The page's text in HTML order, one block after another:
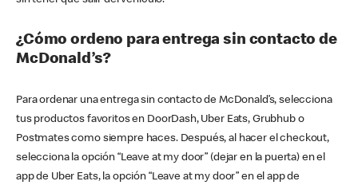
¿Cómo ordeno para entrega sin contacto de
McDonald’s?
Para ordenar una entrega sin contacto de McDonald’s, selecciona
tus productos favoritos en DoorDash, Uber Eats, Grubhub o
Postmates como siempre haces. Después, al hacer el checkout,
selecciona la opción “Leave at my door” (dejar en la puerta) en el
app de Uber Eats, la opción “Leave at my door” en el app de